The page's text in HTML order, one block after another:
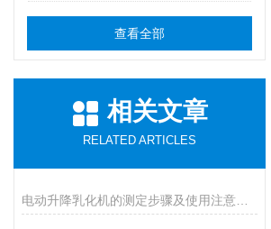
查看全部
相关文章
RELATED ARTICLES